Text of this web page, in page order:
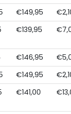
€149,95
€139,95
€146,95
€149,95
€141,00